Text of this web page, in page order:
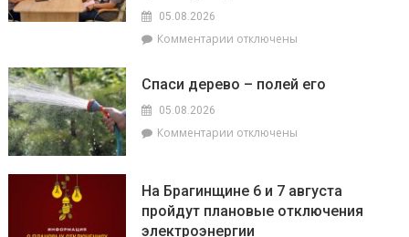
соревнованиях
05.08.2026
Комментарии к
районного
Инна
приём
граждан
отключены
Спаси дерево – полей его
05.08.2026
Комментарии к
дерево
–
полей
отключены
На Брагинщине 6 и 7 августа
пройдут плановые отключения
электроэнергии